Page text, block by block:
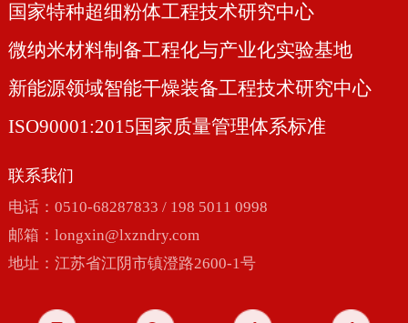
国家特种超细粉体工程技术研究中心
微纳米材料制备工程化与产业化实验基地
新能源领域智能干燥装备工程技术研究中心
ISO90001:2015国家质量管理体系标准
联系我们
电话：0510-68287833 / 198 5011 0998
邮箱： longxin@lxzndry.com
地址：江苏省江阴市镇澄路2600-1号